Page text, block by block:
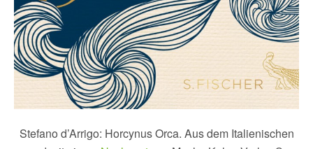
Stefano d’Arrigo: Horcynus Orca. Aus dem Italienischen